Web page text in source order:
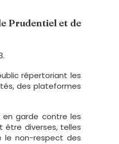
Prudentiel et de
répertoriant les
des plateformes
en garde contre les
être diverses, telles
le non-respect des